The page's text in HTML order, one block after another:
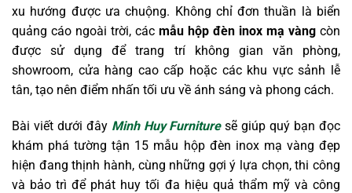
xu hướng được ưa chuộng. Không chỉ đơn thuần là biển
quảng cáo ngoài trời, các mẫu hộp đèn inox mạ vàng còn
được sử dụng để trang trí không gian văn phòng,
showroom, cửa hàng cao cấp hoặc các khu vực sảnh lễ
tân, tạo nên điểm nhấn tối ưu về ánh sáng và phong cách.
Bài viết dưới đây Minh Huy Furnituresẽ giúp quý bạn đọc
khám phá tường tận 15 mẫu hộp đèn inox mạ vàng đẹp
hiện đang thịnh hành, cùng những gợi ý lựa chọn, thi công
và bảo trì để phát huy tối đa hiệu quả thẩm mỹ và công